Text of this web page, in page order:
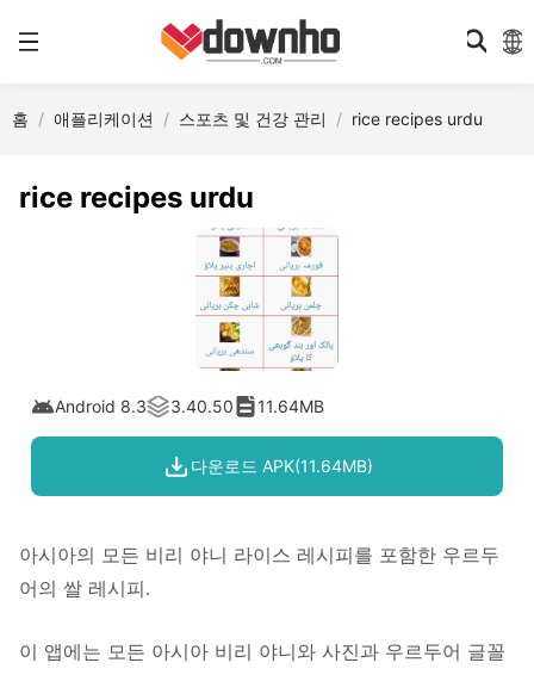
홈 애플리케이션 스포츠 및 건강 관리 rice recipes urdu
rice recipes urdu
Android 8.3 3.40.50 11.64MB
다운로드 APK(11.64MB)
아시아의 모든 비리 야니 라이스 레시피를 포함한 우르두
어의 쌀 레시피.
이 앱에는 모든 아시아 비리 야니와 사진과 우르두어 글꼴